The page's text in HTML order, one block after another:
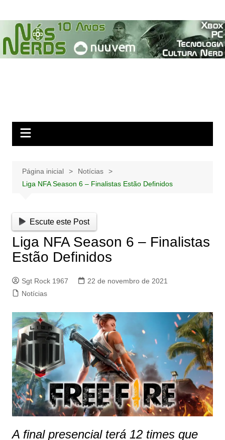
para
conteúdo
Página inicial
Notícias
Liga NFA Season 6 – Finalistas Estão Definidos
Escute este Post
Liga NFA Season 6 – Finalistas
Estão Definidos
Sgt Rock 1967
22 de novembro de 2021
Notícias
A final presencial terá 12 times que